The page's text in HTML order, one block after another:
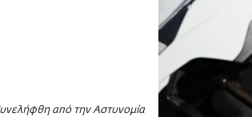
από την Αστυνομία